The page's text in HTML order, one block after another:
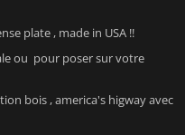
plate , made in USA !!
ou pour poser sur votre
bois , america's higway avec